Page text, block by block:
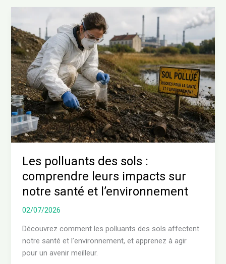
Les polluants des sols :
comprendre leurs impacts sur
notre santé et l’environnement
02/07/2026
Découvrez comment les polluants des sols affectent
notre santé et l’environnement, et apprenez à agir
pour un avenir meilleur.
des
sols
:
comprendre
leurs
impacts
sur
notre
santé
et
l’environnement